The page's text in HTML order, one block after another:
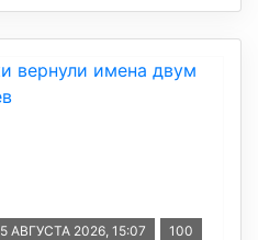
5 АВГУСТА 2026, 15:07 100